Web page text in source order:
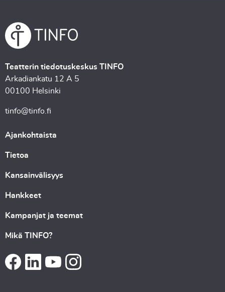
Teatterin tiedotuskeskus TINFO
Arkadiankatu 12 A 5
00100 Helsinki
tinfo@tinfo.fi
Ajankohtaista
Tietoa
Kansainvälisyys
Hankkeet
Kampanjat ja teemat
Mikä TINFO?